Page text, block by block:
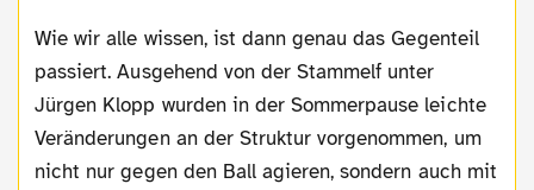
Wie wir alle wissen, ist dann genau das Gegenteil
passiert. Ausgehend von der Stammelf unter
Jürgen Klopp wurden in der Sommerpause leichte
Veränderungen an der Struktur vorgenommen, um
nicht nur gegen den Ball agieren, sondern auch mit